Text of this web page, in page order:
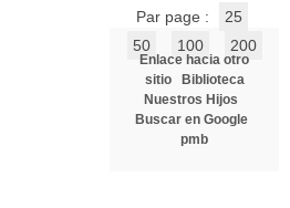
Par page :
25
50
100 200
Enlace hacia otro
sitio
Biblioteca
Nuestros Hijos
Buscar en Google
pmb